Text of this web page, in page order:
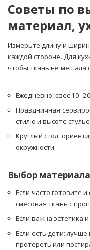
Советы по
материал,
Измерьте длину и
каждой стороне. Для
чтобы ткань не мешала
Ежедневно: свес
Праздничная
стилю и высоте
Круглый стол:
окружности.
Выбор
Если часто готовите
смесовая ткань с
Если важна эстетика
Если есть дети:
протереть или